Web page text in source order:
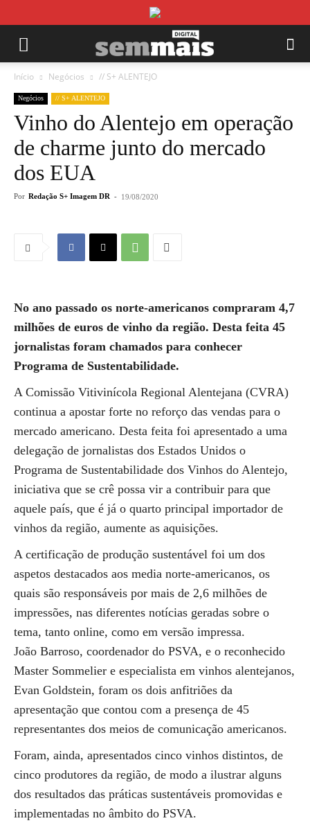
Início Negócios // S+ ALENTEJO
Negócios // S+ ALENTEJO
Vinho do Alentejo em operação
de charme junto do mercado
dos EUA
Por Redação S+ Imagem DR - 19/08/2020
No ano passado os norte-americanos compraram 4,7
milhões de euros de vinho da região. Desta feita 45
jornalistas foram chamados para conhecer
Programa de Sustentabilidade.
A Comissão Vitivinícola Regional Alentejana (CVRA)
continua a apostar forte no reforço das vendas para o
mercado americano. Desta feita foi apresentado a uma
delegação de jornalistas dos Estados Unidos o
Programa de Sustentabilidade dos Vinhos do Alentejo,
iniciativa que se crê possa vir a contribuir para que
aquele país, que é já o quarto principal importador de
vinhos da região, aumente as aquisições.
A certificação de produção sustentável foi um dos
aspetos destacados aos media norte-americanos, os
quais são responsáveis por mais de 2,6 milhões de
impressões, nas diferentes notícias geradas sobre o
tema, tanto online, como em versão impressa.
João Barroso, coordenador do PSVA, e o reconhecido
Master Sommelier e especialista em vinhos alentejanos,
Evan Goldstein, foram os dois anfitriões da
apresentação que contou com a presença de 45
representantes dos meios de comunicação americanos.
Foram, ainda, apresentados cinco vinhos distintos, de
cinco produtores da região, de modo a ilustrar alguns
dos resultados das práticas sustentáveis promovidas e
implementadas no âmbito do PSVA.